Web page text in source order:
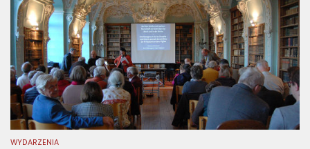
WYDARZENIA